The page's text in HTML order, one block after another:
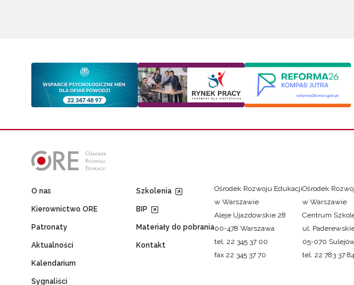
O nas
Kierownictwo ORE
Patronaty
Aktualności
Kalendarium
Sygnaliści
Szkolenia
BIP
Materiały do pobrania
Kontakt
Ośrodek Rozwoju Edukacji
w Warszawie
Aleje Ujazdowskie 28
00-478 Warszawa
tel. 22 345 37 00
fax 22 345 37 70
Ośrodek
w Warszawie
Centrum
ul.
05-070
tel. 22 783 37 84